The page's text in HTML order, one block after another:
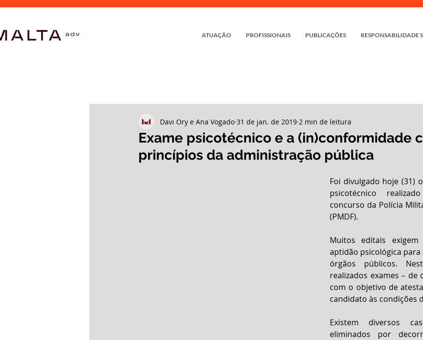
ATUAÇÃO PROFISSIONAIS PUBLICAÇÕES RESPONSABILIDADE
Exame psicotécnico e a (in)conformidade
princípios da administração pública
Davi Ory e Ana Vogado 31 de jan. de 2019 2 min de leitura
Foi divulgado hoje (31)
psicotécnico
concurso da Polícia
(PMDF).
Muitos editais
aptidão psicológica para
órgãos públicos.
realizados exames –
com o objetivo de
candidato às condições
Existem diversos
eliminados por